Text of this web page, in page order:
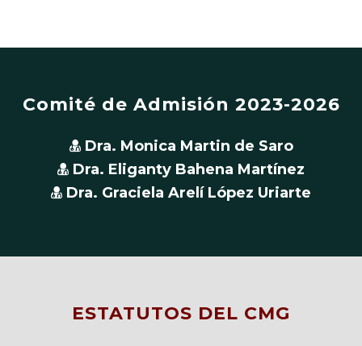
Comité de Admisión 2023-2026
Dra. Monica Martin de Saro
Dra. Eliganty Bahena Martínez
Dra. Graciela Arelí López Uriarte
ESTATUTOS DEL CMG